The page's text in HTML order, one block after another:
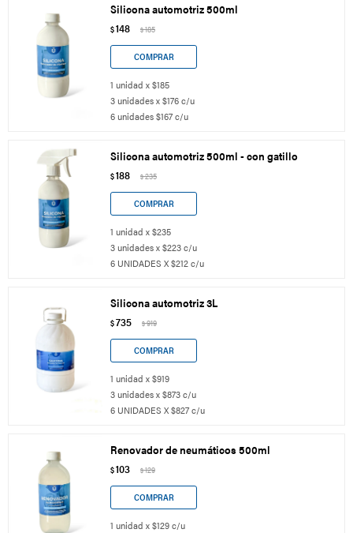
Silicona automotriz 500ml
$148 $185
1 unidad x $185
3 unidades x $176 c/u
6 unidades $167 c/u
Silicona automotriz 500ml - con gatillo
$188 $235
1 unidad x $235
3 unidades x $223 c/u
6 UNIDADES X $212 c/u
Silicona automotriz 3L
$735 $919
1 unidad x $919
3 unidades x $873 c/u
6 UNIDADES X $827 c/u
Renovador de neumáticos 500ml
$103 $129
1 unidad x $129 c/u